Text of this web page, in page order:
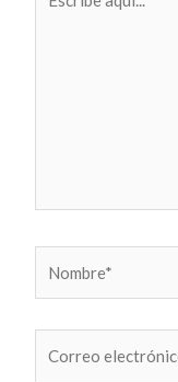
aquí...
electrónico*